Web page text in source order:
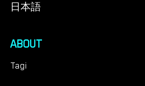
日本語
ABOUT
Tagi